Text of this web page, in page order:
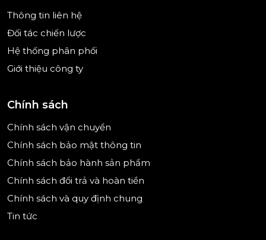
Thông tin liên hệ
Đối tác chiến lược
Hệ thống phân phối
Giới thiệu công ty
Chính sách
Chính sách vận chuyển
Chính sách bảo mật thông tin
Chính sách bảo hành sản phẩm
Chính sách đổi trả và hoàn tiền
Chính sách và quy định chung
Tin tức